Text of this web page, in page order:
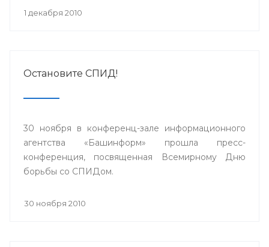
1 декабря 2010
Остановите СПИД!
30 ноября в конференц-зале информационного
агентства «Башинформ» прошла пресс-
конференция, посвященная Всемирному Дню
борьбы со СПИДом.
30 ноября 2010